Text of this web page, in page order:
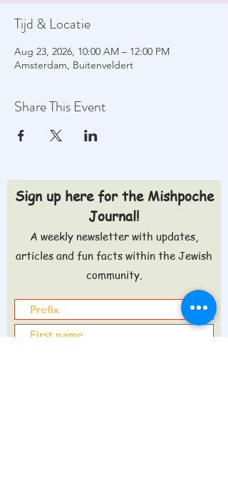
Tijd & Locatie
Aug 23, 2026, 10:00 AM – 12:00 PM
Amsterdam, Buitenveldert
Share This Event
Sign up here for the Mishpoche
Journal!
A weekly newsletter with updates,
articles and fun facts within the Jewish
community.